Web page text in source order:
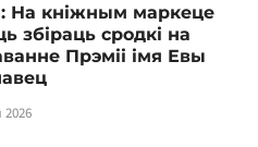
На кніжным маркеце
збіраць сродкі на
Прэміі імя Евы
2026